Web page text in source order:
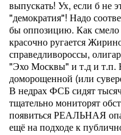
выпускать! Ух, если б не
"демократия"! Надо
бы оппозицию. Как смело
красочно ругается
справедливороссы,
"Эхо Москвы" и т.д и
доморощенной (или
В недрах ФСБ сидят
тщательно мониторят
появиться РЕАЛЬНАЯ
ещё на подходе к